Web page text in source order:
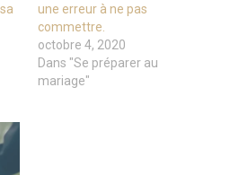
une erreur à ne pas
commettre.
octobre 4, 2020
Dans "Se préparer au
mariage"